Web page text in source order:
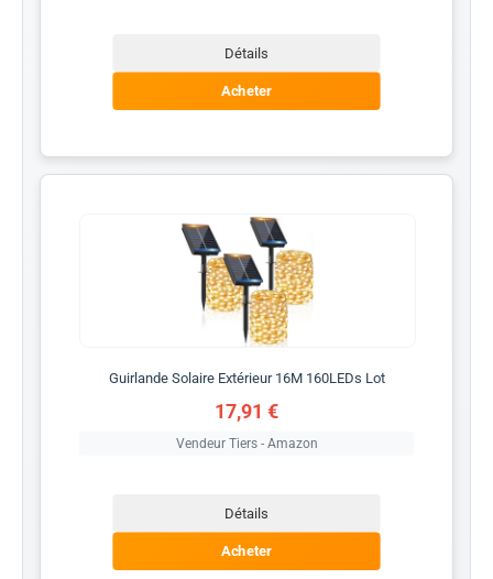
Détails
Acheter
Guirlande Solaire Extérieur 16M 160LEDs Lot
17,91 €
Vendeur Tiers - Amazon
Détails
Acheter